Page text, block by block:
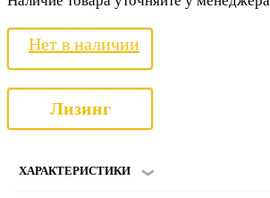
Нет в наличии
Лизинг
ХАРАКТЕРИСТИКИ